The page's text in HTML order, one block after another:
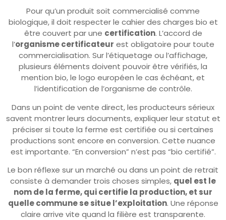
Pour qu’un produit soit commercialisé comme
biologique, il doit respecter le cahier des charges bio et
être couvert par une certification. L’accord de
l’organisme certificateur est obligatoire pour toute
commercialisation. Sur l’étiquetage ou l’affichage,
plusieurs éléments doivent pouvoir être vérifiés, la
mention bio, le logo européen le cas échéant, et
l’identification de l’organisme de contrôle.
Dans un point de vente direct, les producteurs sérieux
savent montrer leurs documents, expliquer leur statut et
préciser si toute la ferme est certifiée ou si certaines
productions sont encore en conversion. Cette nuance
est importante. “En conversion” n’est pas “bio certifié”.
Le bon réflexe sur un marché ou dans un point de retrait
consiste à demander trois choses simples, quel est le
nom de la ferme, qui certifie la production, et sur
quelle commune se situe l’exploitation. Une réponse
claire arrive vite quand la filière est transparente.